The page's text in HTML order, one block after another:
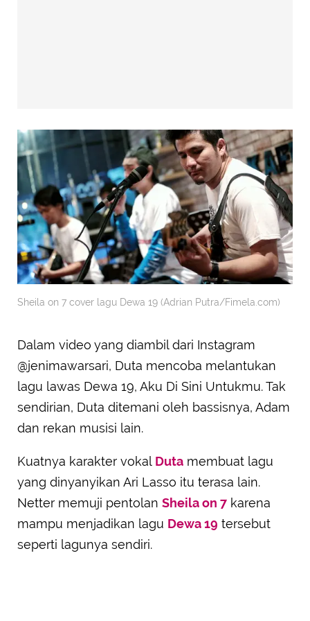
Sheila on 7 cover lagu Dewa 19 (Adrian Putra/Fimela.com)
Dalam video yang diambil dari Instagram
@jenimawarsari, Duta mencoba melantukan
lagu lawas Dewa 19, Aku Di Sini Untukmu. Tak
sendirian, Duta ditemani oleh bassisnya, Adam
dan rekan musisi lain.
Kuatnya karakter vokal Duta membuat lagu
yang dinyanyikan Ari Lasso itu terasa lain.
Netter memuji pentolan Sheila on 7 karena
mampu menjadikan lagu Dewa 19 tersebut
seperti lagunya sendiri.